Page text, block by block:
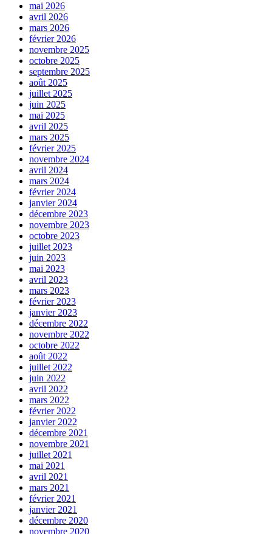
mai 2026
avril 2026
mars 2026
février 2026
novembre 2025
octobre 2025
septembre 2025
août 2025
juillet 2025
juin 2025
mai 2025
avril 2025
mars 2025
février 2025
novembre 2024
avril 2024
mars 2024
février 2024
janvier 2024
décembre 2023
novembre 2023
octobre 2023
juillet 2023
juin 2023
mai 2023
avril 2023
mars 2023
février 2023
janvier 2023
décembre 2022
novembre 2022
octobre 2022
août 2022
juillet 2022
juin 2022
avril 2022
mars 2022
février 2022
janvier 2022
décembre 2021
novembre 2021
juillet 2021
mai 2021
avril 2021
mars 2021
février 2021
janvier 2021
décembre 2020
novembre 2020